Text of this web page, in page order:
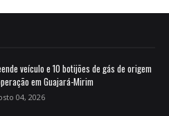
veículo e 10 botijões de gás de origem
em Guajará-Mirim
04, 2026